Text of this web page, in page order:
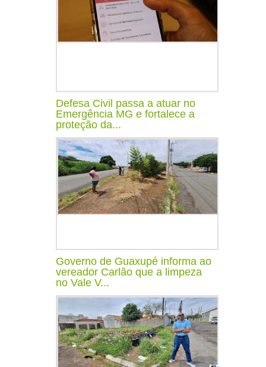
Defesa Civil passa a atuar no
Emergência MG e fortalece a
proteção da...
Governo de Guaxupé informa ao
vereador Carlão que a limpeza
no Vale V...